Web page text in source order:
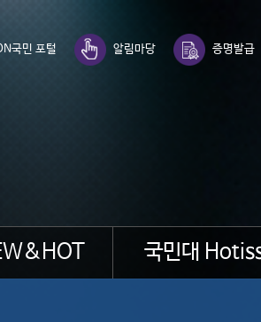
국민 포털 알림마당 증명발급
국민대